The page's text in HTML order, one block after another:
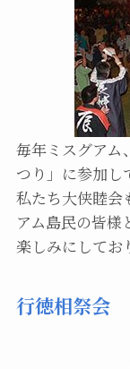
毎年ミスグアム
つり」に参加し
私たち大侠睦会
アム島民の皆
楽しみにしてお
行徳相祭会